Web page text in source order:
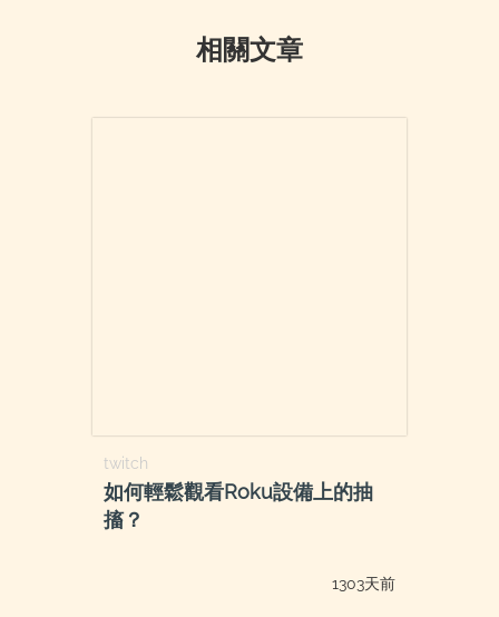
相關文章
twitch
如何輕鬆觀看Roku設備上的抽
搐？
1303天前